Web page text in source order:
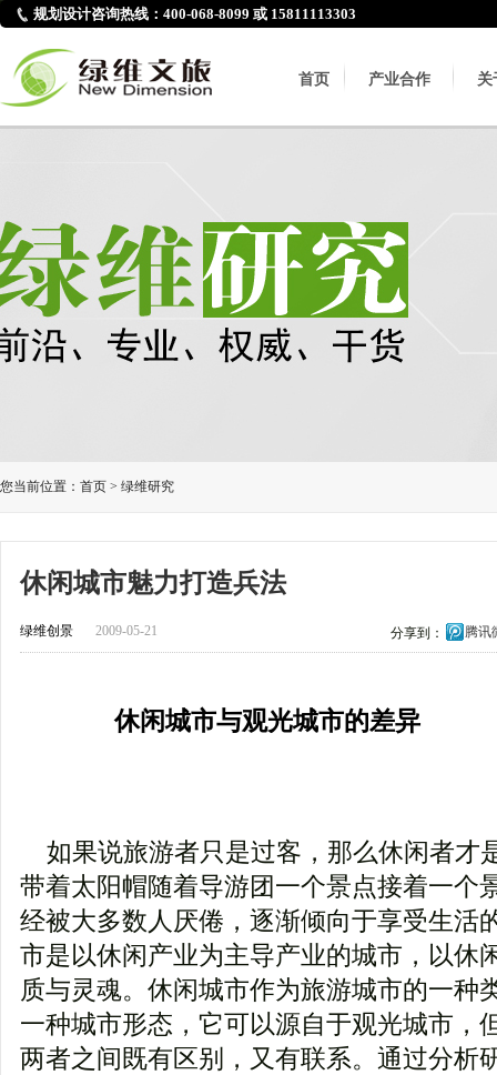
规划设计咨询热线：400-068-8099 或 15811113303
首页 产业合作 关
您当前位置： 首页 > 绿维研究
休闲城市魅力打造兵法
绿维创景 2009-05-21 分享到： 腾讯
休闲城市与观光城市的差异
如果说旅游者只是过客，那么休闲者才
带着太阳帽随着导游团一个景点接着一个
经被大多数人厌倦，逐渐倾向于享受生活
市是以休闲产业为主导产业的城市，以休
质与灵魂。休闲城市作为旅游城市的一种
一种城市形态，它可以源自于观光城市，
两者之间既有区别，又有联系。通过分析